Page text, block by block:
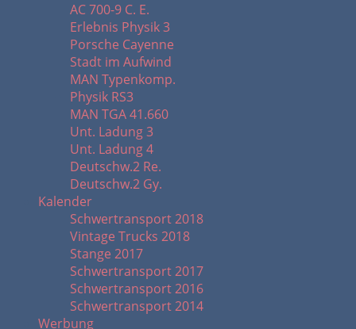
AC 700-9 C. E.
Erlebnis Physik 3
Porsche Cayenne
Stadt im Aufwind
MAN Typenkomp.
Physik RS3
MAN TGA 41.660
Unt. Ladung 3
Unt. Ladung 4
Deutschw.2 Re.
Deutschw.2 Gy.
Kalender
Schwertransport 2018
Vintage Trucks 2018
Stange 2017
Schwertransport 2017
Schwertransport 2016
Schwertransport 2014
Werbung